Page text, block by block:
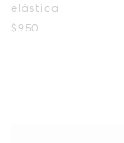
elástica
Ahora
$950